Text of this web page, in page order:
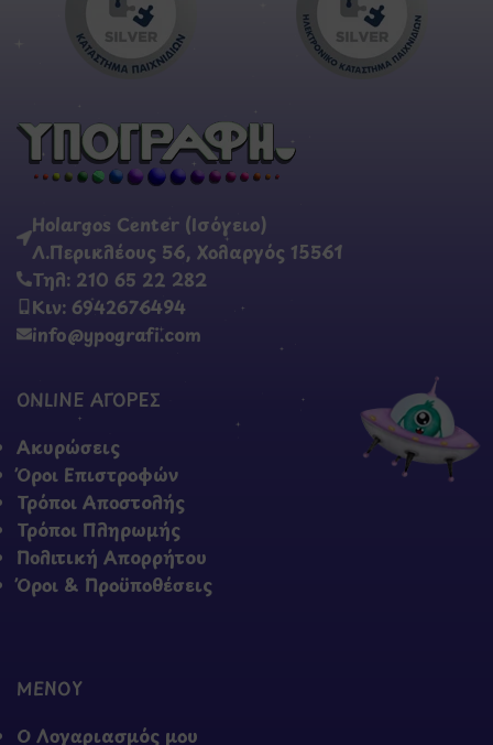
Holargos Center (Ισόγειο)
Λ.Περικλέους 56, Χολαργός 15561
Τηλ: 210 65 22 282
Κιν: 6942676494
info@ypografi.com
ONLINE ΑΓΟΡΕΣ
Ακυρώσεις
Όροι Επιστροφών
Τρόποι Αποστολής
Τρόποι Πληρωμής
Πολιτική Απορρήτου
Όροι & Προϋποθέσεις
ΜΕΝΟΥ
Ο Λογαριασμός μου